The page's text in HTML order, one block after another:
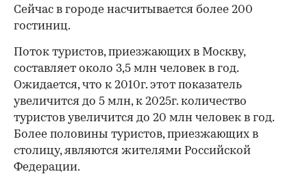
Сейчас в городе насчитывается более 200
гостиниц.
Поток туристов, приезжающих в Москву,
составляет около 3,5 млн человек в год.
Ожидается, что к 2010г. этот показатель
увеличится до 5 млн, к 2025г. количество
туристов увеличится до 20 млн человек в год.
Более половины туристов, приезжающих в
столицу, являются жителями Российской
Федерации.